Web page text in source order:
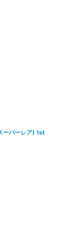
ーパーレア) 1st